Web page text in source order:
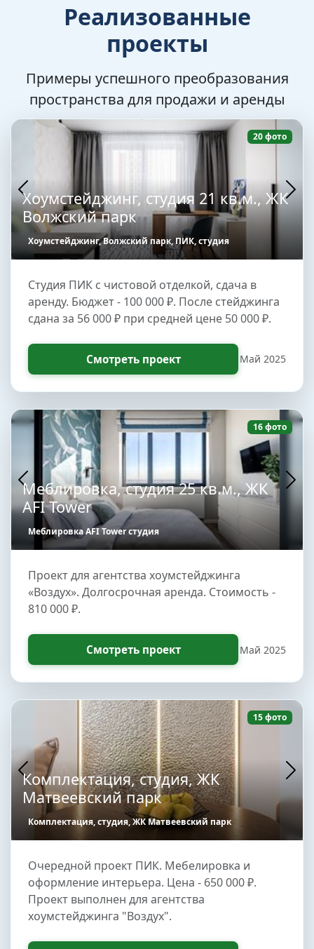
Реализованные
проекты
Примеры успешного преобразования
пространства для продажи и аренды
20 фото
Хоумстейджинг, студия 21 кв.м., ЖК
Волжский парк
Хоумстейджинг, Волжский парк, ПИК, студия
Студия ПИК с чистовой отделкой, сдача в
аренду. Бюджет - 100 000 ₽. После стейджинга
сдана за 56 000 ₽ при средней цене 50 000 ₽.
Смотреть проект Май 2025
16 фото
Меблировка, студия 25 кв.м., ЖК
AFI Tower
Меблировка AFI Tower студия
Проект для агентства хоумстейджинга
«Воздух». Долгосрочная аренда. Стоимость -
810 000 ₽.
Смотреть проект Май 2025
15 фото
Комплектация, студия, ЖК
Матвеевский парк
Комплектация, студия, ЖК Матвеевский парк
Очередной проект ПИК. Мебелировка и
оформление интерьера. Цена - 650 000 ₽.
Проект выполнен для агентства
хоумстейджинга "Воздух".